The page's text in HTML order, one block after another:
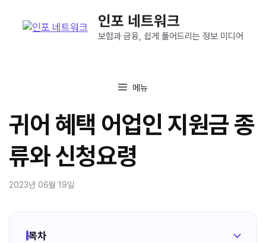
인포 네트워크
보험과 금융, 쉽게 풀어드리는 정보 미디어
메뉴
귀어 혜택 어업인 지원금 종
류와 신청요령
2023년 06월 19일
목차